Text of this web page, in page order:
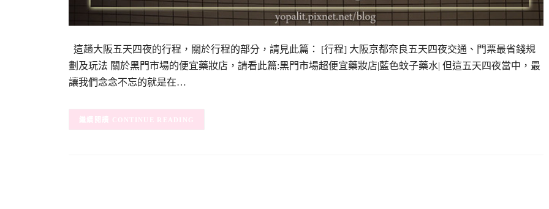
這趟大阪五天四夜的行程，關於行程的部分，請見此篇： [行程] 大阪京都奈良五天四夜交通、門票最省錢規
劃及玩法 關於黑門市場的便宜藥妝店，請看此篇:黑門市場超便宜藥妝店|藍色蚊子藥水| 但這五天四夜當中，最
讓我們念念不忘的就是在…
CONTINUE READING